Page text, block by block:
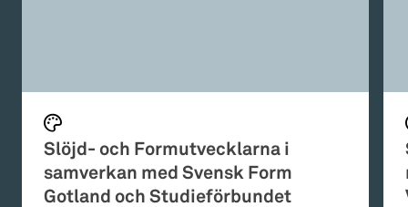
Slöjd- och Formutvecklarna i
samverkan med Svensk Form
Gotland och Studieförbundet